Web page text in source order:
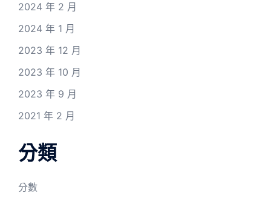
2024 年 2 月
2024 年 1 月
2023 年 12 月
2023 年 10 月
2023 年 9 月
2021 年 2 月
分類
分數